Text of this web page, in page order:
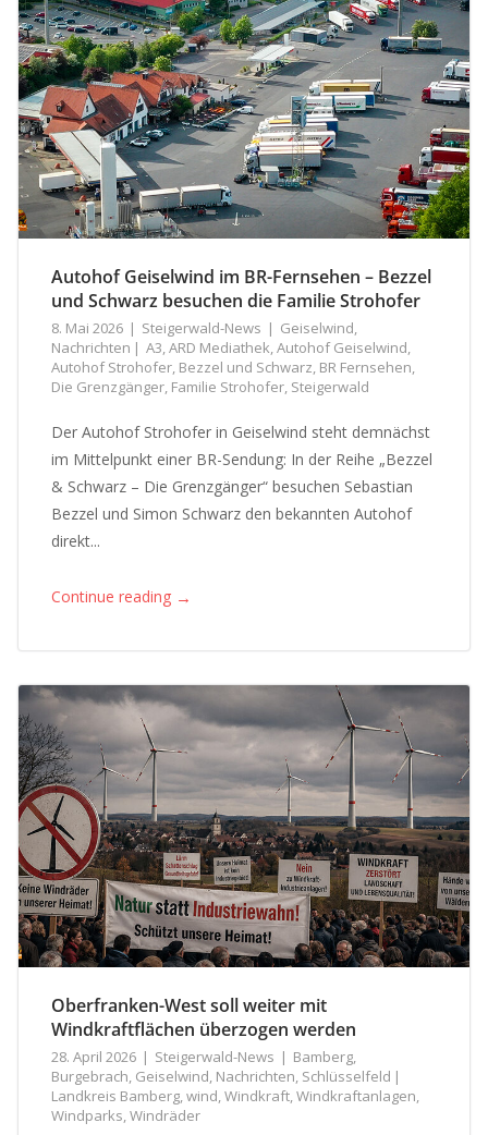
Autohof Geiselwind im BR-Fernsehen – Bezzel
und Schwarz besuchen die Familie Strohofer
8. Mai 2026 Steigerwald-News Geiselwind,
Nachrichten
A3,ARD Mediathek,Autohof Geiselwind,
Autohof Strohofer, Bezzel und Schwarz, BR Fernsehen,
Die Grenzgänger, Familie Strohofer, Steigerwald
Der Autohof Strohofer in Geiselwind steht demnächst
im Mittelpunkt einer BR-Sendung: In der Reihe „Bezzel
& Schwarz – Die Grenzgänger“ besuchen Sebastian
Bezzel und Simon Schwarz den bekannten Autohof
direkt...
Continue reading →
Oberfranken-West soll weiter mit
Windkraftflächen überzogen werden
28. April 2026 Steigerwald-News Bamberg,
Burgebrach, Geiselwind, Nachrichten, Schlüsselfeld
Landkreis Bamberg,wind,Windkraft,Windkraftanlagen,
Windparks,Windräder